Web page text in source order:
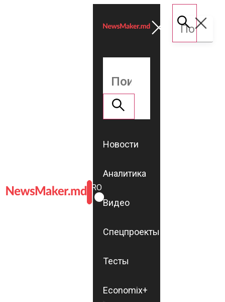
ROMÂNĂ
RU
Новости
Аналитика
Видео
Спецпроекты
Тесты
Economix+